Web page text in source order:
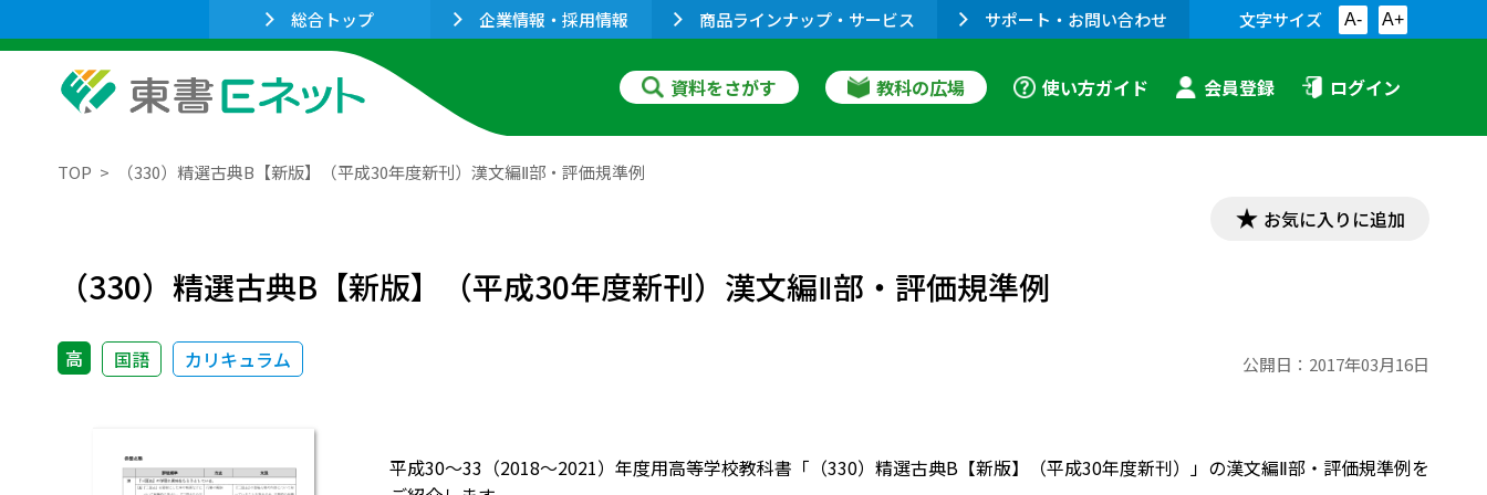
総合トップ 企業情報・採用情報 商品ラインナップ・サービス サポート・お問い合わせ 文字サイズ A- A+
資料をさがす 教科の広場 使い方ガイド 会員登録 ログイン
TOP （330）精選古典B【新版】（平成30年度新刊）漢文編Ⅱ部・評価規準例
お気に入りに追加
（330）精選古典B【新版】（平成30年度新刊）漢文編Ⅱ部・評価規準例
高 国語 カリキュラム 公開日： 2017年03月16日
平成30～33（2018～2021）年度用高等学校教科書「（330）精選古典B【新版】（平成30年度新刊）」の漢文編Ⅱ部・評価規準例を